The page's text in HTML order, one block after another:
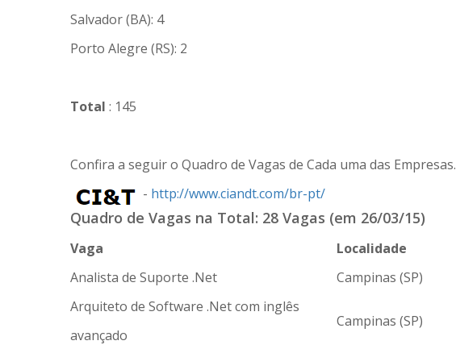
Salvador (BA): 4
Porto Alegre (RS): 2
Total : 145
Confira a seguir o Quadro de Vagas de Cada uma das Empresas.
- http://www.ciandt.com/br-pt/
Quadro de Vagas na Total: 28 Vagas (em 26/03/15)
Vaga
Localidade
Analista de Suporte .Net
Campinas (SP)
Arquiteto de Software .Net com inglês
avançado
Campinas (SP)